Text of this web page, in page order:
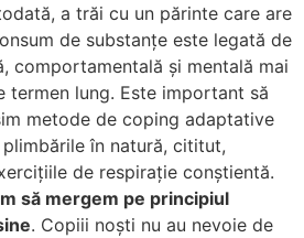
a trăi cu un părinte care are
de substanțe este legată de
comportamentală și mentală mai
termen lung. Este important să
metode de coping adaptative
în natură, cititut,
de respirație conștientă.
să mergem pe principiul
. Copiii noști nu au nevoie de